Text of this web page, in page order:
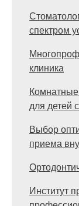
спектром
клиника
для детей
Выбор
приема
Институт